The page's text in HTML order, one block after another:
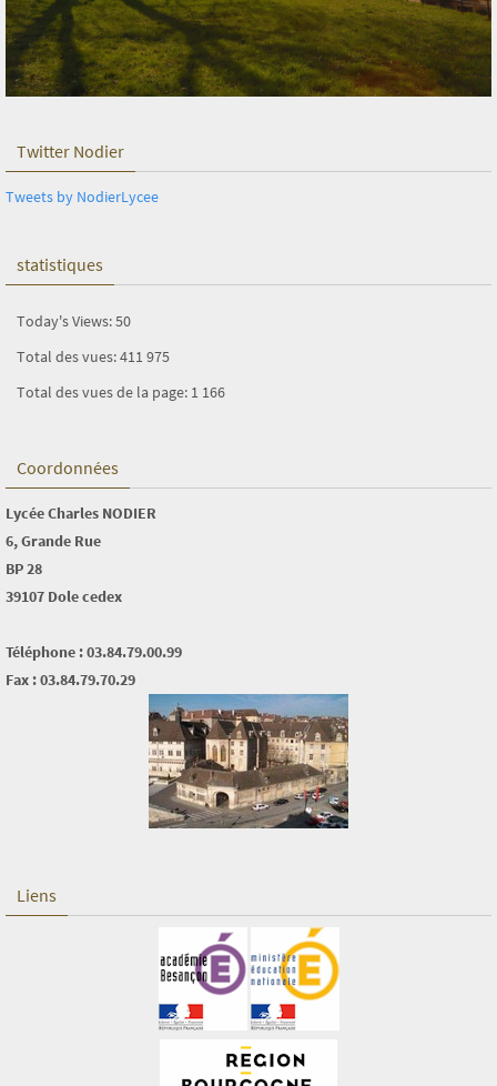
Twitter Nodier
Tweets by NodierLycee
statistiques
Today's Views:50
Total des vues:411 975
Total des vues de la page: 1 166
Coordonnées
Lycée Charles NODIER
6, Grande Rue
BP 28
39107 Dole cedex
Téléphone : 03.84.79.00.99
Fax : 03.84.79.70.29
Liens